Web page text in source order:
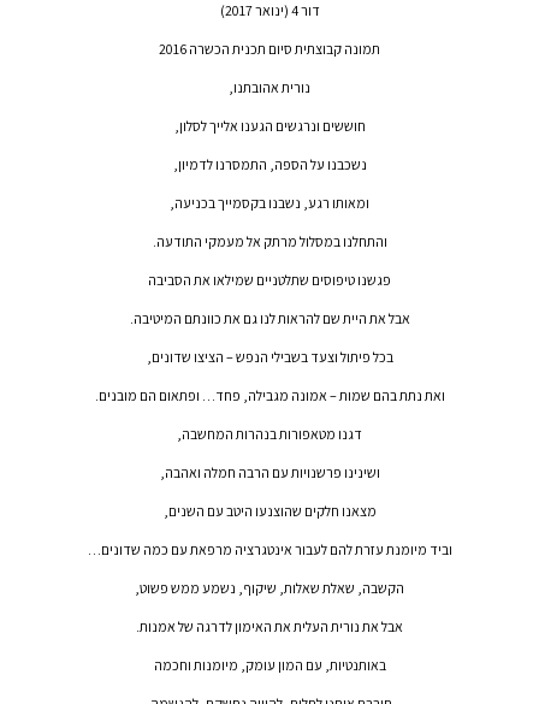
דור 4 (ינואר 2017)
תמונה קבוצתית סיום תכנית הכשרה 2016
נורית אהובתנו,
חוששים ונרגשים הגענו אלייך לסלון,
נשכבנו על הספה, התמסרנו לדמיון,
ומאותו רגע, נשבנו בקסמייך בכניעה,
והתחלנו במסלול מרתק אל מעמקי התודעה.
פגשנו טיפוסים שתלטניים שמילאו את הסביבה
אבל את היית שם להראות לנו גם את כוונתם המיטיבה.
בכל פיתול וצעד בשבילי הנפש – הציצו שדונים,
ואת נתת בהם שמות – אמונה מגבילה, פחד… ופתאום הם מובנים.
דגנו מטאפורות בנהרות המחשבה,
ושינינו פרשנויות עם הרבה חמלה ואהבה,
מצאנו חלקים שהוצנעו היטב עם השנים,
וביד מיומנת עזרת להם לעבור אינטגרציה מרפאת עם כמה שדונים…
הקשבה, שאלת שאלות, שיקוף, נשמע ממש פשוט,
אבל את נורית העלית את האימון לדרגה של אמנות.
באותנטיות, עם המון עומק, מיומנות וחכמה